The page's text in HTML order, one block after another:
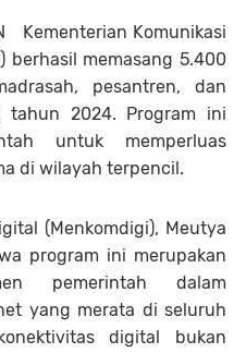
Kementerian Komunikasi
berhasil memasang 5.400
pesantren, dan
tahun 2024. Program ini
untuk memperluas
di wilayah terpencil.
(Menkomdigi), Meutya
program ini merupakan
pemerintah dalam
yang merata di seluruh
digital bukan